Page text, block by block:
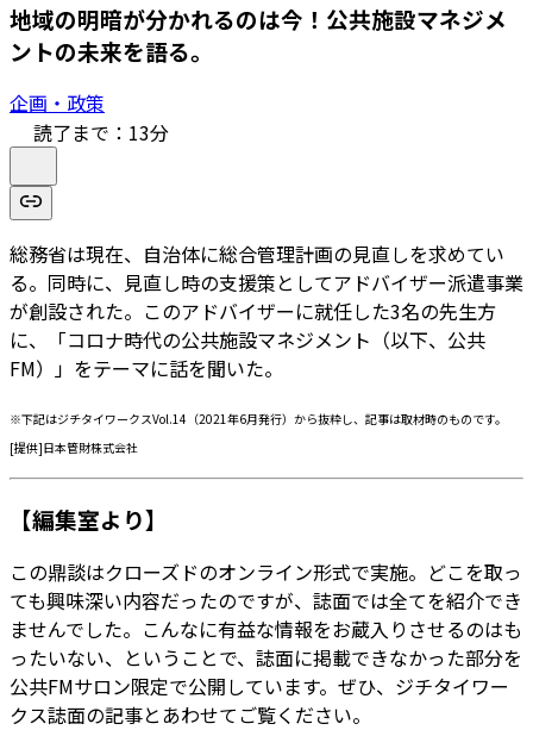
地域の明暗が分かれるのは今！公共施設マネジメ
ントの未来を語る。
企画・政策
読了まで： 13分
総務省は現在、自治体に総合管理計画の見直しを求めてい
る。同時に、見直し時の支援策としてアドバイザー派遣事業
が創設された。このアドバイザーに就任した3名の先生方
に、「コロナ時代の公共施設マネジメント（以下、公共
FM）」をテーマに話を聞いた。
※下記はジチタイワークスVol.14（2021年6月発行）から抜粋し、記事は取材時のものです。
[提供]日本管財株式会社
【編集室より】
この鼎談はクローズドのオンライン形式で実施。どこを取っ
ても興味深い内容だったのですが、誌面では全てを紹介でき
ませんでした。こんなに有益な情報をお蔵入りさせるのはも
ったいない、ということで、誌面に掲載できなかった部分を
公共FMサロン限定で公開しています。ぜひ、ジチタイワー
クス誌面の記事とあわせてご覧ください。